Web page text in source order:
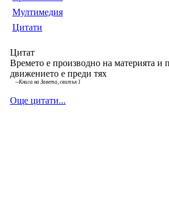
Мултимедия
Цитати
Цитат
Времето е производно на материята и
движението е преди тях
--Книга на Завета, свитък 1
Още цитати...